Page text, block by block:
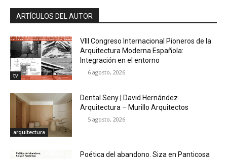
ARTÍCULOS DEL AUTOR
tv
VIII Congreso Internacional Pioneros de la
Arquitectura Moderna Española:
Integración en el entorno
6 agosto, 2026
arquitectura
Dental Seny | David Hernández
Arquitectura – Murillo Arquitectos
5 agosto, 2026
Poética del abandono. Siza en Panticosa